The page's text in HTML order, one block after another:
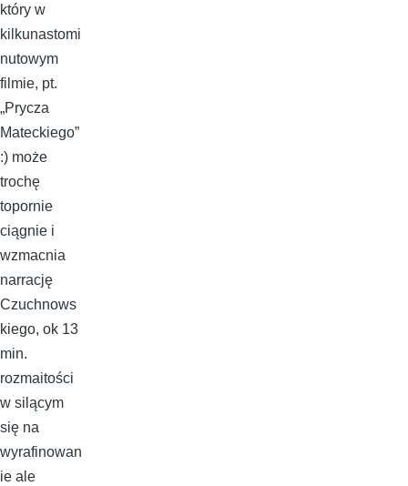
który w
kilkunastomi
nutowym
filmie, pt.
„Prycza
Mateckiego”
:) może
trochę
topornie
ciągnie i
wzmacnia
narrację
Czuchnows
kiego, ok 13
min.
rozmaitości
w silącym
się na
wyrafinowan
ie ale